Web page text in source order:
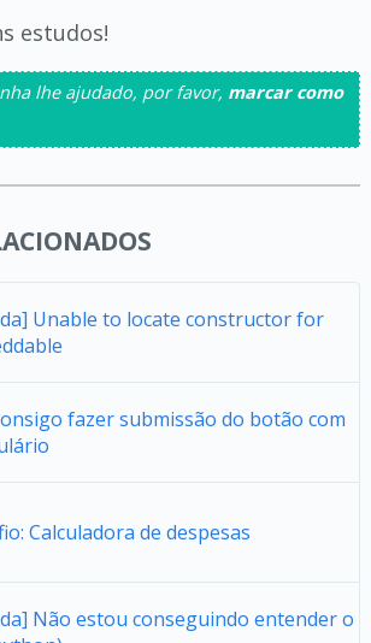
estudos!
lhe ajudado, por favor, marcar como
Unable to locate constructor for
fazer submissão do botão com
Calculadora de despesas
Não estou conseguindo entender o